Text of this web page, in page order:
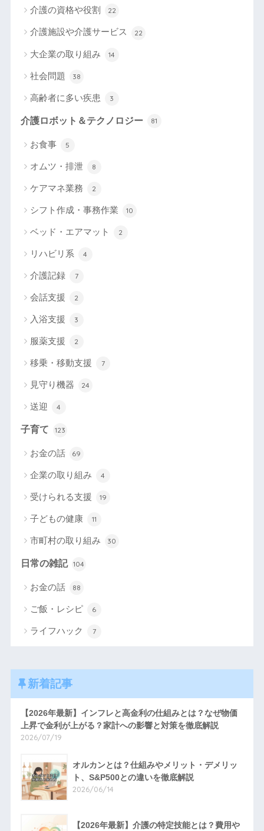
介護の資格や役割 22
介護施設や介護サービス 22
大企業の取り組み 14
社会問題 38
高齢者に多い疾患 3
介護ロボット＆テクノロジー 81
お食事 5
オムツ・排泄 8
ケアマネ業務 2
シフト作成・事務作業 10
ベッド・エアマット 2
リハビリ系 4
介護記録 7
会話支援 2
入浴支援 3
服薬支援 2
移乗・移動支援 7
見守り機器 24
送迎 4
子育て 123
お金の話 69
企業の取り組み 4
受けられる支援 19
子どもの健康 11
市町村の取り組み 30
日常の雑記 104
お金の話 88
ご飯・レシピ 6
ライフハック 7
新着記事
【2026年最新】インフレと高金利の仕組みとは？なぜ物価
上昇で金利が上がる？家計への影響と対策を徹底解説
2026/07/19
オルカンとは？仕組みやメリット・デメリッ
ト、S&P500との違いを徹底解説
2026/06/14
【2026年最新】介護の特定技能とは？費用や